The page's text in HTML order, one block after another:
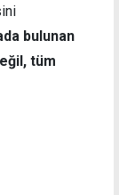
bulunan
tüm